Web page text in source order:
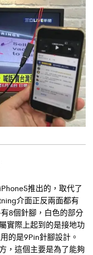
推出的，取代了
介面正反兩面都有
8個針腳，白色的部分
實際上起到的是接地功
的是9Pin針腳設計。
，這個主要是為了能夠